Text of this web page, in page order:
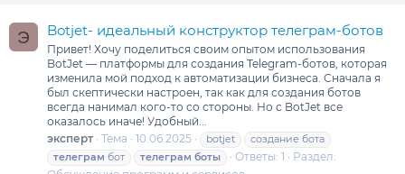
Э Botjet- идеальный конструктор телеграм-ботов
Привет! Хочу поделиться своим опытом использования
BotJet — платформы для создания Telegram-ботов, которая
изменила мой подход к автоматизации бизнеса. Сначала я
был скептически настроен, так как для создания ботов
всегда нанимал кого-то со стороны. Но с BotJet все
оказалось иначе! Удобный...
эксперт Тема 10.06.2025 botjet
создание бота
телеграм бот телеграм боты Ответы: 1
Раздел: